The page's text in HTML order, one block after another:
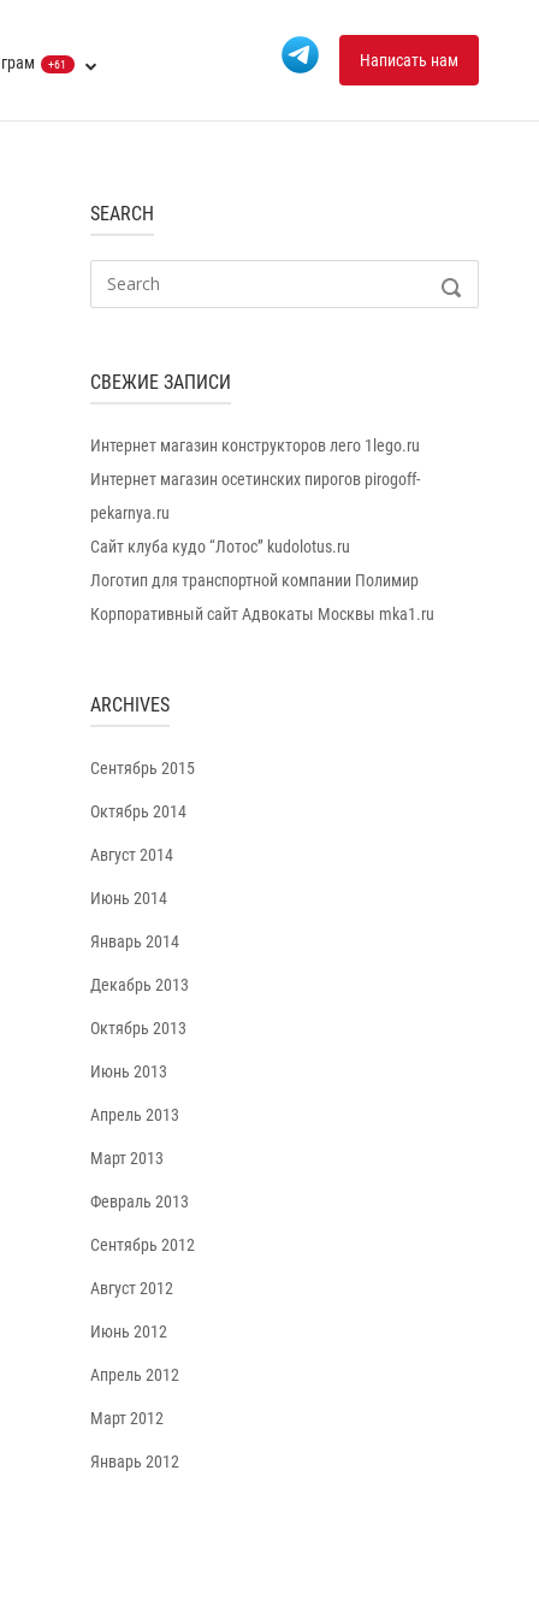
+61 Написать нам
SEARCH
SEARCH
СВЕЖИЕ ЗАПИСИ
Интернет магазин конструкторов лего 1lego.ru
Интернет магазин осетинских пирогов pirogoff-
pekarnya.ru
Сайт клуба кудо “Лотос” kudolotus.ru
Логотип для транспортной компании Полимир
Корпоративный сайт Адвокаты Москвы mka1.ru
ARCHIVES
Сентябрь 2015
Октябрь 2014
Август 2014
Июнь 2014
Январь 2014
Декабрь 2013
Октябрь 2013
Июнь 2013
Апрель 2013
Март 2013
Февраль 2013
Сентябрь 2012
Август 2012
Июнь 2012
Апрель 2012
Март 2012
Январь 2012